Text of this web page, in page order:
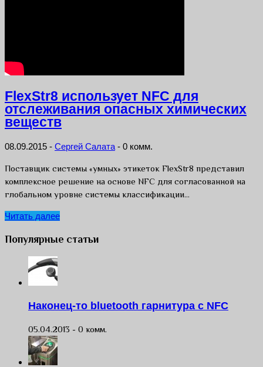
FlexStr8 использует NFC для
отслеживания опасных химических
веществ
08.09.2015 - Сергей Салата - 0 комм.
Поставщик системы «умных» этикеток FlexStr8 представил
комплексное решение на основе NFC для согласованной на
глобальном уровне системы классификации…
Читать далее
Популярные статьи
Наконец-то bluetooth гарнитура с NFC
05.04.2013 - 0 комм.